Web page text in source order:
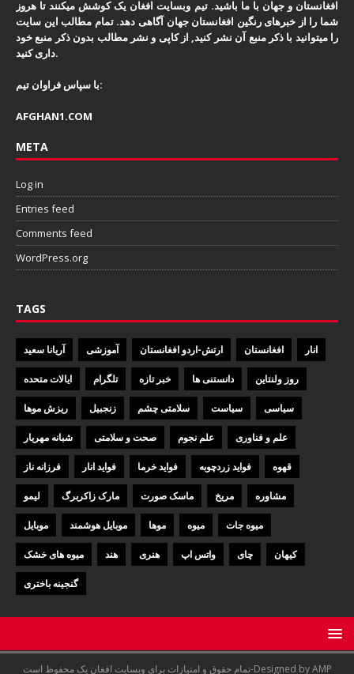
افغانستان و جهان با ما باشید. تیم وبسایت افغان یک کوشش میکنند تا هروز
شما را از خبرهای رنگین افغانستان جهان آگاهی دهد. تمام مطالب این سایت
را میتوانید با ذکر منبع آن نشر کنید, از کاپی و نشر مطالب بدون ذکر منبع خود
داری کنید.
با سپاس فراوان تیم:
AFGHAN1.COM
META
Log in
Entries feed
Comments feed
WordPress.org
TAGS
آریانا سعید آموزشی ارتش-اردو افغانستان افغانستان انار
ایالات متحده تلگرام خبر تازه دانستنی ها روز ولنتاین
ریزش موها زنجبیل سلامتی چشم سیاست سیاسی
شبانه مهریار صحت و سلامتی علم نجوم علم و فناوری
فرزانه ناز فواید انار فواید خرما فواید زردچوبه قهوه
لیمو مارک زاکربرگ ماسک صورت مریخ مشاوره
موبایل موبایل هوشمند موها میوه میوه جات
میوه های خشک هند هنری واتس اپ چای کیهان
گنجینه باختری
تمام حقوق و امتیازات برای وبسایت افغان یک محفوظ است-Designed by AMP